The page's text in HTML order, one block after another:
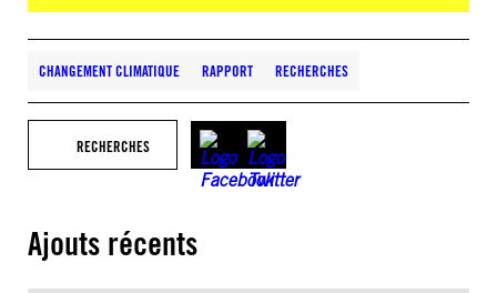
CHANGEMENT CLIMATIQUE RAPPORT RECHERCHES
RECHERCHES
Ajouts récents